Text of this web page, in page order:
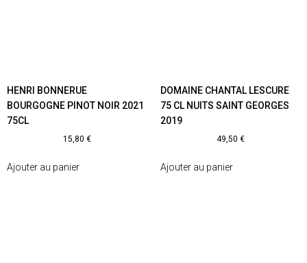
HENRI BONNERUE
BOURGOGNE PINOT NOIR 2021
75CL
15,80 €
Ajouter au panier
DOMAINE CHANTAL LESCURE
75 CL NUITS SAINT GEORGES
2019
49,50 €
Ajouter au panier